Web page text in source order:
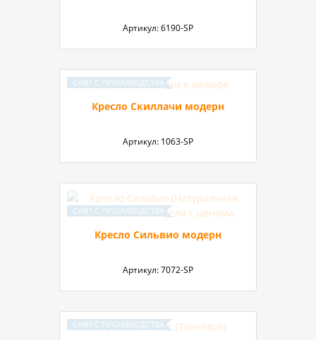
Артикул:6190-SP
Кресло Скиллачи модерн
Артикул: 1063-SP
Кресло Сильвио модерн
Артикул:7072-SP